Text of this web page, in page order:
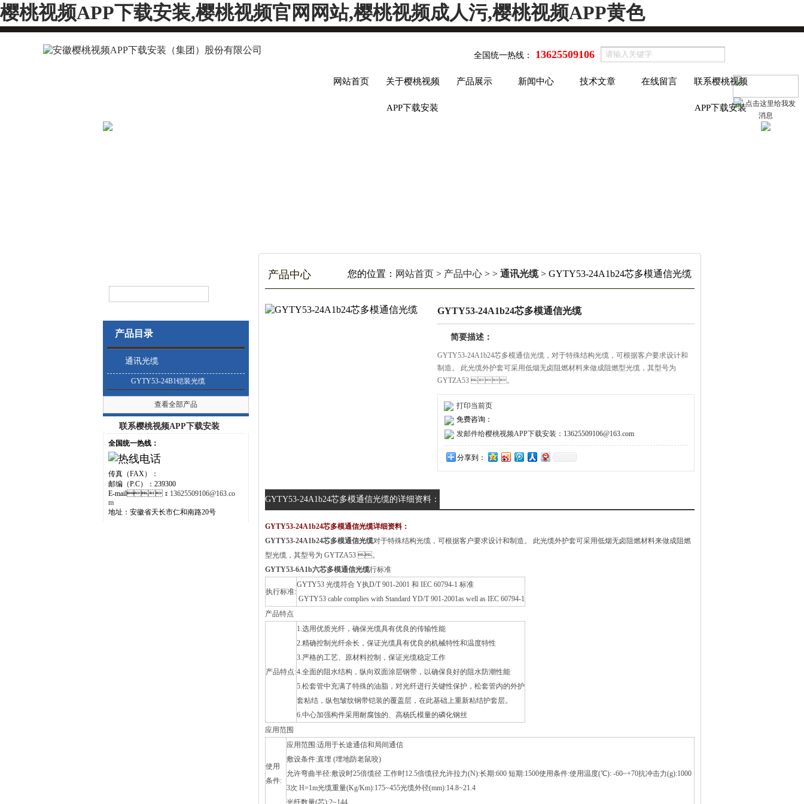
樱桃视频APP下载安装,樱桃视频官网网站,樱桃视频成人污,樱桃视频APP黄色
全国统一热线： 13625509106
网站首页 关于樱桃视频
APP下载安装
产品展示 新闻中心 技术文章 在线留言 联系樱桃视频
APP下载安装
产品目录
通讯光缆
GYTY53-24B1铠装光缆
查看全部产品
联系樱桃视频APP下载安装
全国统一热线：
传真（FAX）：
邮编（P.C）：239300
E-mail： 13625509106@163.co
m
地址：安徽省天长市仁和南路20号
产品中心 您的位置： 网站首页 > 产品中心 > > 通讯光缆> GYTY53-24A1b24芯多模通信光缆
GYTY53-24A1b24芯多模通信光缆
简要描述：
GYTY53-24A1b24芯多模通信光缆，对于特殊结构光缆，可根据客户要求设计和
制造。 此光缆外护套可采用低烟无卤阻燃材料来做成阻燃型光缆，其型号为
GYTZA53 。
打印当前页
免费咨询：
发邮件给樱桃视频APP下载安装：13625509106@163.com
分享到：
GYTY53-24A1b24芯多模通信光缆的详细资料：
GYTY53-24A1b24芯多模通信光缆详细资料：
GYTY53-24A1b24芯多模通信光缆对于特殊结构光缆，可根据客户要求设计和制造。 此光缆外护套可采用低烟无卤阻燃材料来做成阻燃
型光缆，其型号为 GYTZA53 。
GYTY53-6A1b六芯多模通信光缆行标准
执行标准:
GYTY53 光缆符合 Y执D/T 901-2001 和 IEC 60794-1 标准
GYTY53 cable complies with Standard YD/T 901-2001as well as IEC 60794-1
产品特点
产品特点:
1.选用优质光纤，确保光缆具有优良的传输性能
2.精确控制光纤余长，保证光缆具有优良的机械特性和温度特性
3.严格的工艺、原材料控制，保证光缆稳定工作
4.全面的阻水结构，纵向双面涂层钢带，以确保良好的阻水防潮性能
5.松套管中充满了特殊的油脂，对光纤进行关键性保护，松套管内的外护
套粘结，纵包皱纹钢带铠装的覆盖层，在此基础上重新粘结护套层。
6.中心加强构件采用耐腐蚀的、高杨氏模量的磷化钢丝
应用范围
使用
条件:
应用范围:适用于长途通信和局间通信
敷设条件:直埋 (埋地防老鼠咬)
允许弯曲半径:敷设时25倍缆径 工作时12.5倍缆径允许拉力(N):长期:600 短期:1500使用条件:使用温度(℃): -60~+70抗冲击力(g):1000
3次 H=1m光缆重量(Kg/Km):175~455光缆外径(mm):14.8~21.4
光纤数量(芯):2~144